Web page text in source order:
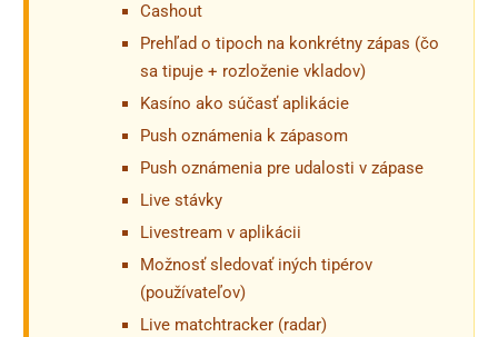
Cashout
Prehľad o tipoch na konkrétny zápas (čo
sa tipuje + rozloženie vkladov)
Kasíno ako súčasť aplikácie
Push oznámenia k zápasom
Push oznámenia pre udalosti v zápase
Live stávky
Livestream v aplikácii
Možnosť sledovať iných tipérov
(používateľov)
Live matchtracker (radar)